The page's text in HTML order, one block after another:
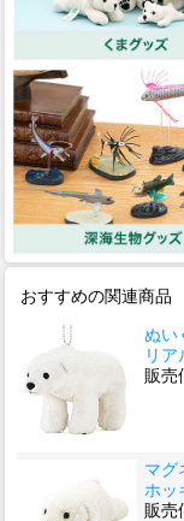
おすすめの関連商品
ぬい
リ
販売
マグ
ホッ
販売